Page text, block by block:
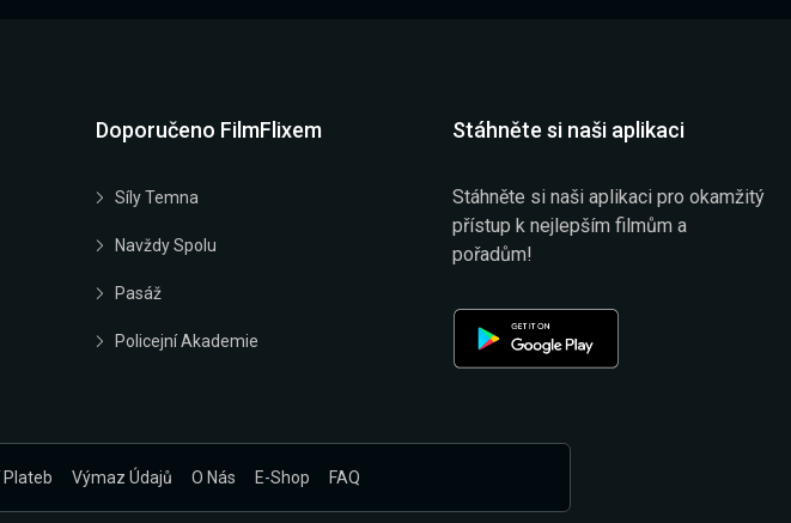
Doporučeno FilmFlixem
Síly Temna
Navždy Spolu
Pasáž
Policejní Akademie
Stáhněte si naši aplikaci
Stáhněte si naši aplikaci pro okamžitý
přístup k nejlepším filmům a
pořadům!
Plateb Výmaz Údajů O Nás E-Shop FAQ